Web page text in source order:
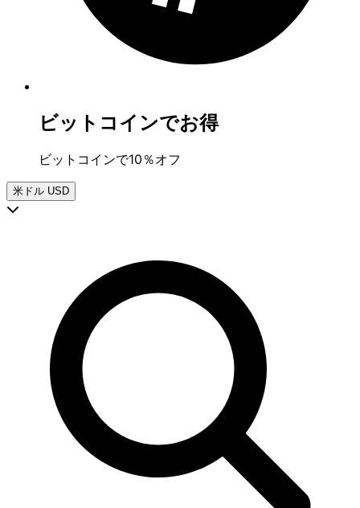
ビットコインでお得
ビットコインで10％オフ
米ドル USD